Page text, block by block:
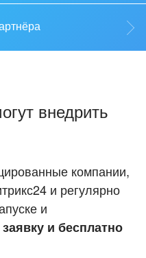
внедрить
компании,
и регулярно
и
и бесплатно